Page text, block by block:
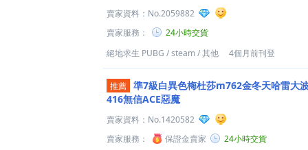
賣家資料： No.2059882
賣家服務：
24小時交貨
絕地求生 PUBG /steam/其他 4個月前刊登
推薦 準7級白異色梅杜莎m762金冬天哈雷大
416無信ACE惡魔
賣家資料： No.1420582
賣家服務：
保證金賣家
24小時交貨